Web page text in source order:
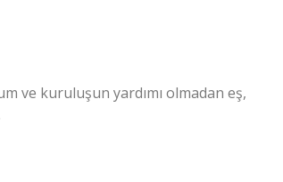
ve kuruluşun yardımı olmadan eş,